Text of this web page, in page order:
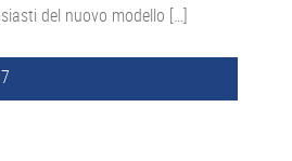
del nuovo modello […]